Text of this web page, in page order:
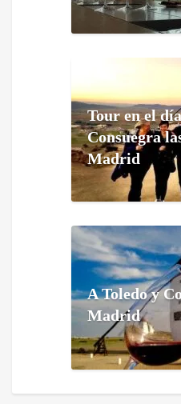
Tour en el
Consuegra
Madrid
A Toledo y
Madrid